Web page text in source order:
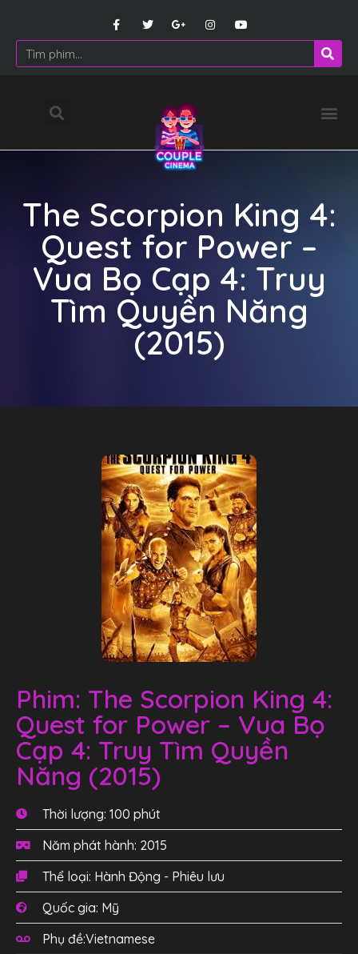
The Scorpion King 4:
Quest for Power –
Vua Bọ Cạp 4: Truy
Tìm Quyền Năng
(2015)
Phim: The Scorpion King 4:
Quest for Power – Vua Bọ
Cạp 4: Truy Tìm Quyền
Năng (2015)
Thời lượng: 100 phút
Năm phát hành: 2015
Thể loại: Hành Động - Phiêu lưu
Quốc gia: Mỹ
Phụ đề:Vietnamese